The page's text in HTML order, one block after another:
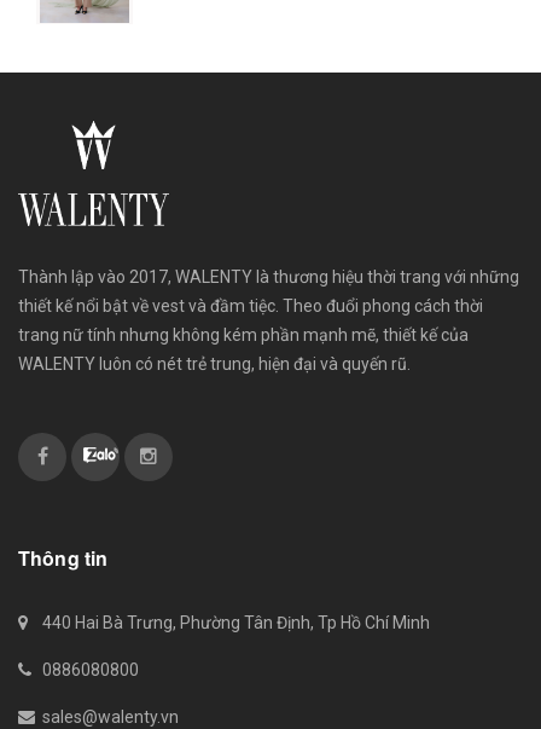
Thành lập vào 2017, WALENTY là thương hiệu thời trang với những
thiết kế nổi bật về vest và đầm tiệc. Theo đuổi phong cách thời
trang nữ tính nhưng không kém phần mạnh mẽ, thiết kế của
WALENTY luôn có nét trẻ trung, hiện đại và quyến rũ.
Thông tin
440 Hai Bà Trưng, Phường Tân Định, Tp Hồ Chí Minh
0886080800
sales@walenty.vn